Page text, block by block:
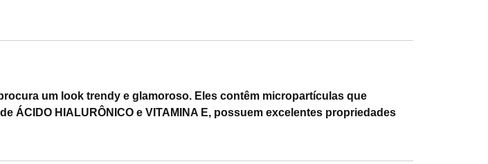
um look trendy e glamoroso. Eles contêm micropartículas que
ÁCIDO HIALURÔNICO e VITAMINA E, possuem excelentes propriedades